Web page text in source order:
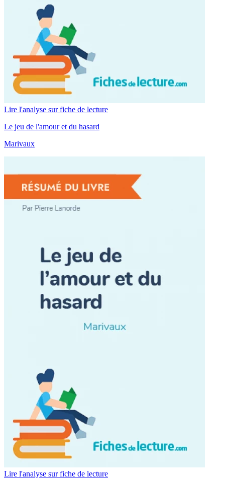
Lire l'analyse sur fiche de lecture
Le jeu de l'amour et du hasard
Marivaux
Lire l'analyse sur fiche de lecture